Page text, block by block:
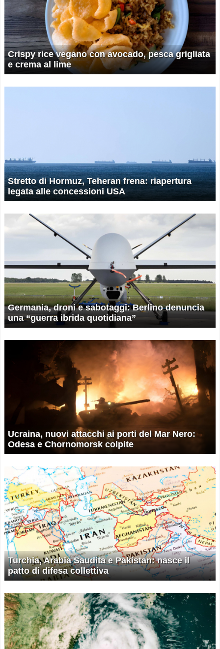
Crispy rice vegano con avocado, pesca grigliata
e crema al lime
Stretto di Hormuz, Teheran frena: riapertura
legata alle concessioni USA
Germania, droni e sabotaggi: Berlino denuncia
una “guerra ibrida quotidiana”
Ucraina, nuovi attacchi ai porti del Mar Nero:
Odesa e Chornomorsk colpite
Turchia, Arabia Saudita e Pakistan: nasce il
patto di difesa collettiva